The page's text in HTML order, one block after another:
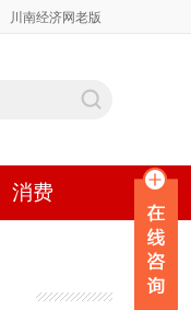
川南经济网老版
消费